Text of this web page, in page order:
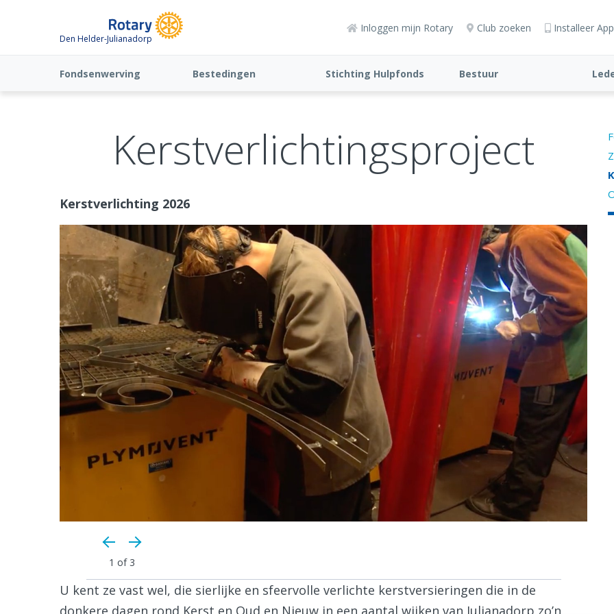
Den Helder-Julianadorp
Inloggen mijn Rotary Club zoeken Installeer App
Fondsenwerving Bestedingen Stichting Hulpfonds Bestuur
Kerstverlichtingsproject
Kerstverlichting 2026
1 of 3
U kent ze vast wel, die sierlijke en sfeervolle verlichte kerstversieringen die in de